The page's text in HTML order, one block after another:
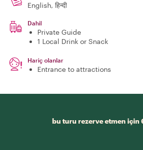
English, हिन्दी
Dahil
Private Guide
1 Local Drink or Snack
Hariç olanlar
Entrance to attractions
bu turu rezerve etmen için